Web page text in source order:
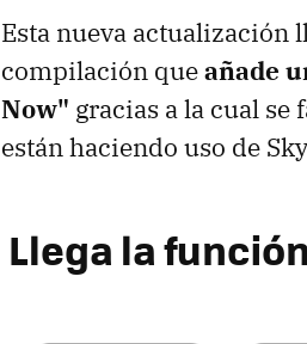
Esta nueva actualización
compilación queañade
Now" gracias a la cual
están haciendo uso de
Llega la